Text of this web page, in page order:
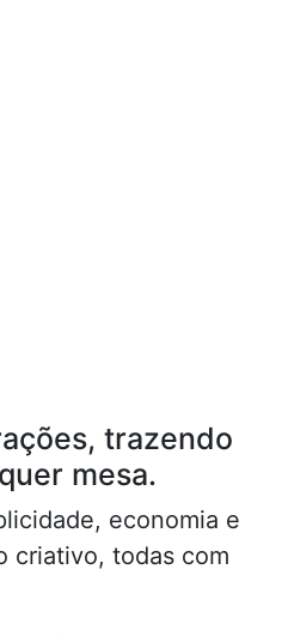
trazendo
mesa.
economia e
criativo, todas com